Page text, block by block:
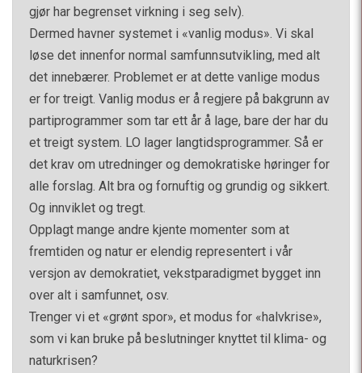
gjør har begrenset virkning i seg selv).
Dermed havner systemet i «vanlig modus». Vi skal
løse det innenfor normal samfunnsutvikling, med alt
det innebærer. Problemet er at dette vanlige modus
er for treigt. Vanlig modus er å regjere på bakgrunn av
partiprogrammer som tar ett år å lage, bare der har du
et treigt system. LO lager langtidsprogrammer. Så er
det krav om utredninger og demokratiske høringer for
alle forslag. Alt bra og fornuftig og grundig og sikkert.
Og innviklet og tregt.
Opplagt mange andre kjente momenter som at
fremtiden og natur er elendig representert i vår
versjon av demokratiet, vekstparadigmet bygget inn
over alt i samfunnet, osv.
Trenger vi et «grønt spor», et modus for «halvkrise»,
som vi kan bruke på beslutninger knyttet til klima- og
naturkrisen?